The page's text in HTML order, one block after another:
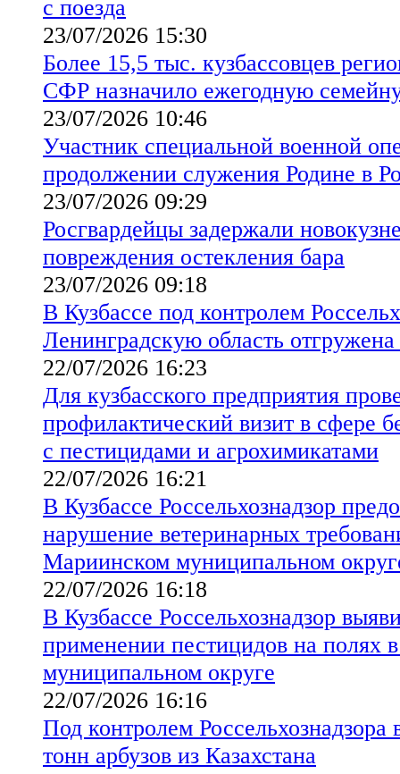
с поезда
23/07/2026 15:30
Более 15,5 тыс. кузбассовцев
СФР назначило ежегодную
23/07/2026 10:46
Участник специальной военной
продолжении служения Родине в
23/07/2026 09:29
Росгвардейцы задержали
повреждения остекления бара
23/07/2026 09:18
В Кузбассе под контролем
Ленинградскую область
22/07/2026 16:23
Для кузбасского предприятия
профилактический визит в сфере
с пестицидами и агрохимикатами
22/07/2026 16:21
В Кузбассе Россельхознадзор
нарушение ветеринарных
Мариинском муниципальном
22/07/2026 16:18
В Кузбассе Россельхознадзор
применении пестицидов на полях
муниципальном округе
22/07/2026 16:16
Под контролем Россельхознадзора
тонн арбузов из Казахстана